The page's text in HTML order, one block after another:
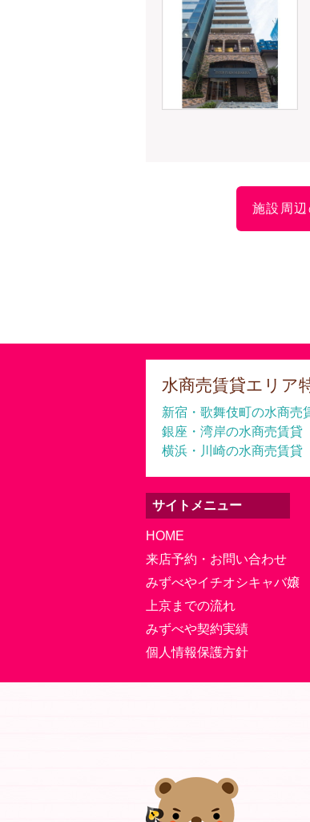
施設周
水商売賃貸エリア
新宿・歌舞伎町の水商売
銀座・湾岸の水商売賃貸
横浜・川崎の水商売賃貸
サイトメニュー
HOME
来店予約・お問い合わせ
みずべやイチオシキャバ嬢
上京までの流れ
みずべや契約実績
個人情報保護方針